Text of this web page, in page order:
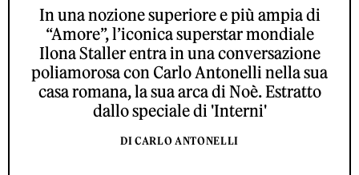
In una nozione superiore e più ampia di
“Amore”, l’iconica superstar mondiale
Ilona Staller entra in una conversazione
poliamorosa con Carlo Antonelli nella sua
casa romana, la sua arca di Noè. Estratto
dallo speciale di 'Interni'
DI CARLO ANTONELLI